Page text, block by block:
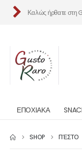
Καλώς ήρθατε στη
ΕΠΟΧΙΑΚΑ
SHOP ΠΈΣΤΟ